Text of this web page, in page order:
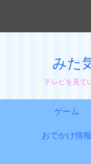
みた
テレビを見て
ゲーム
おでかけ情報